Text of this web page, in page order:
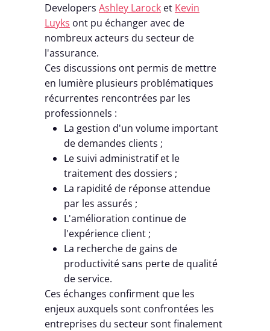
Developers Ashley Larock et Kevin
Luyks ont pu échanger avec de
nombreux acteurs du secteur de
l'assurance.
Ces discussions ont permis de mettre
en lumière plusieurs problématiques
récurrentes rencontrées par les
professionnels :
La gestion d'un volume important
de demandes clients ;
Le suivi administratif et le
traitement des dossiers ;
La rapidité de réponse attendue
par les assurés ;
L'amélioration continue de
l'expérience client ;
La recherche de gains de
productivité sans perte de qualité
de service.
Ces échanges confirment que les
enjeux auxquels sont confrontées les
entreprises du secteur sont finalement